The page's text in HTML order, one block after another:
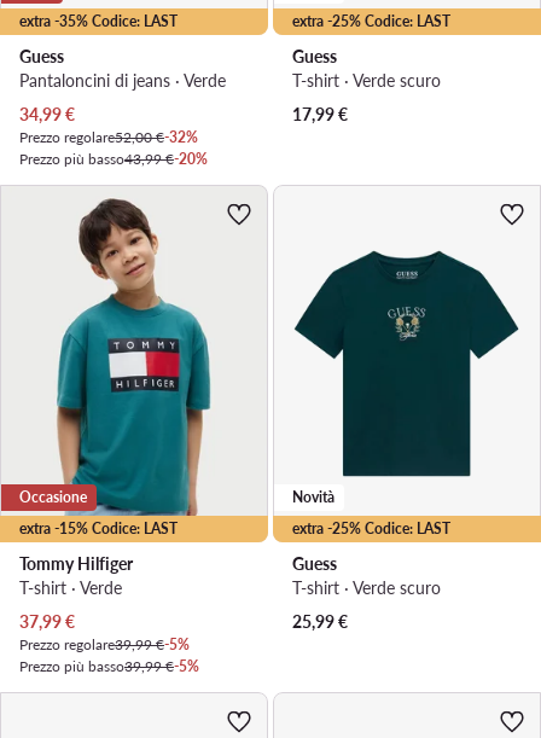
extra -35% Codice: LAST
Guess
Pantaloncini di jeans · Verde
Prezzo attuale
34,99€
Prezzo regolare52,00 €-32%
Prezzo più basso43,99 €-20%
extra -25% Codice: LAST
Guess
T-shirt · Verde scuro
17,99€
extra -15% Codice: LAST
Occasione
Tommy Hilfiger
T-shirt · Verde
Prezzo attuale
37,99€
Prezzo regolare39,99 €-5%
Prezzo più basso39,99 €-5%
extra -25% Codice: LAST
Novità
Guess
T-shirt · Verde scuro
25,99€